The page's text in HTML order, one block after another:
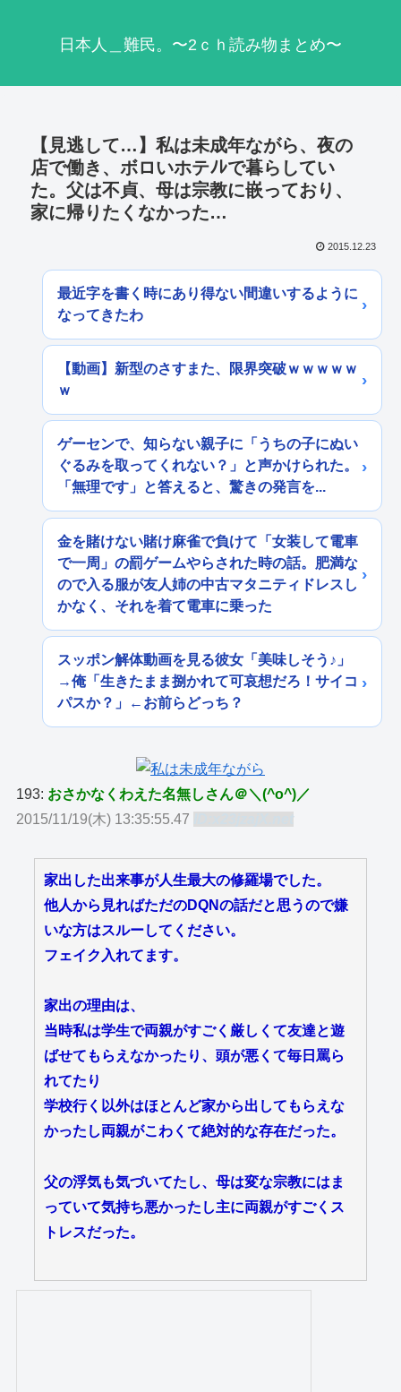
日本人＿難民。〜2ｃｈ読み物まとめ〜
【見逃して…】私は未成年ながら、夜の
店で働き、ボロいホテﾉﾚで暮らしてい
た。父は不貞、母は宗教に嵌っており、
家に帰りたくなかった…
2015.12.23
最近字を書く時にあり得ない間違いするように
なってきたわ
【動画】新型のさすまた、限界突破ｗｗｗｗｗ
ｗ
ゲーセンで、知らない親子に「うちの子にぬい
ぐるみを取ってくれない？」と声かけられた。
「無理です」と答えると、驚きの発言を...
金を賭けない賭け麻雀で負けて「女装して電車
で一周」の罰ゲームやらされた時の話。肥満な
ので入る服が友人姉の中古マタニティドレスし
かなく、それを着て電車に乗った
スッポン解体動画を見る彼女「美味しそう♪」
→俺「生きたまま捌かれて可哀想だろ！サイコ
パスか？」←お前らどっち？
193: おさかなくわえた名無しさん＠＼(^o^)／
2015/11/19(木) 13:35:55.47
ID:x23jzajX.net
家出した出来事が人生最大の修羅場でした。
他人から見ればただのDQNの話だと思うので嫌
いな方はスルーしてください。
フェイク入れてます。
家出の理由は、
当時私は学生で両親がすごく厳しくて友達と遊
ばせてもらえなかったり、頭が悪くて毎日罵ら
れてたり
学校行く以外はほとんど家から出してもらえな
かったし両親がこわくて絶対的な存在だった。
父の浮気も気づいてたし、母は変な宗教にはま
っていて気持ち悪かったし主に両親がすごくス
トレスだった。